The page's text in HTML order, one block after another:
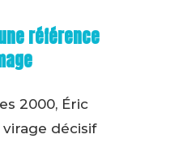
référence
2000, Éric
décisif